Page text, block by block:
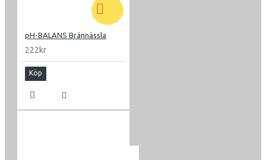
pH-BALANS Brännässla
222kr
Köp